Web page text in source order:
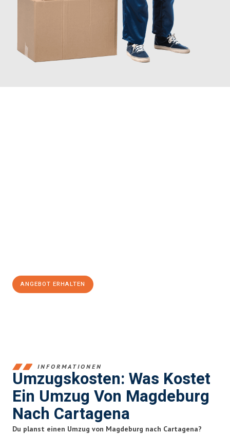
ANGEBOT ERHALTEN
INFORMATIONEN
Umzugskosten: Was Kostet
Ein Umzug Von Magdeburg
Nach Cartagena
Du planst einen Umzug von Magdeburg nach Cartagena?